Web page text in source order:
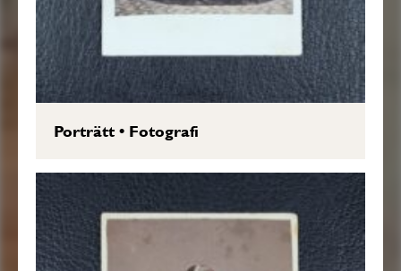
Porträtt• Fotografi